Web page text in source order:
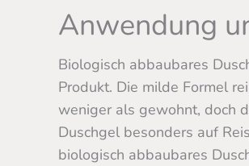
Anwendung
Biologisch abbaubares
Produkt. Die milde Formel
weniger als gewohnt, doch
Duschgel besonders auf
biologisch abbaubares